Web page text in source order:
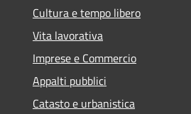
Cultura e tempo libero
Vita lavorativa
Imprese e Commercio
Appalti pubblici
Catasto e urbanistica